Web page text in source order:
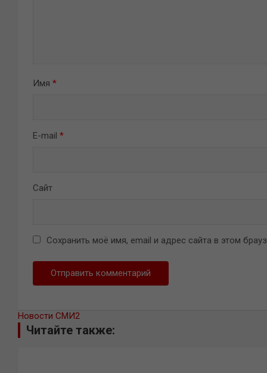
Имя *
E-mail *
Сайт
Сохранить моё имя, email и адрес сайта в этом
Новости СМИ2
Читайте также: